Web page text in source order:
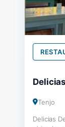
Tenjo
Delicias